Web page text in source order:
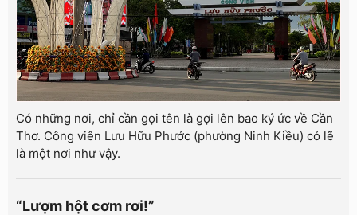
Có những nơi, chỉ cần gọi tên là gợi lên bao ký ức về Cần
Thơ. Công viên Lưu Hữu Phước (phường Ninh Kiều) có lẽ
là một nơi như vậy.
“Lượm hột cơm rơi!”